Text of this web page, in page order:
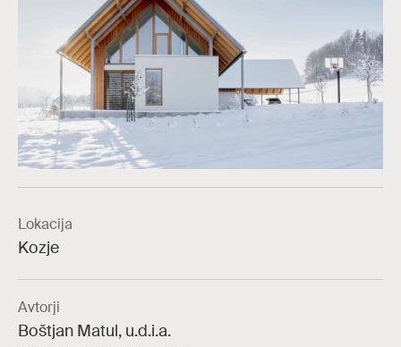
Lokacija
Kozje
Avtorji
Boštjan Matul, u.d.i.a.